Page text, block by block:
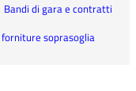
Bandi di gara e contratti
soprasoglia